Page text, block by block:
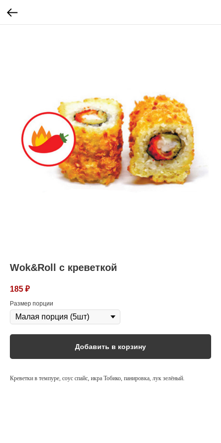
Wok&Roll с креветкой
185 ₽
Размер порции
Добавить в корзину
Креветки в темпуре, соус спайс, икра Тобико, панировка, лук зелёный.